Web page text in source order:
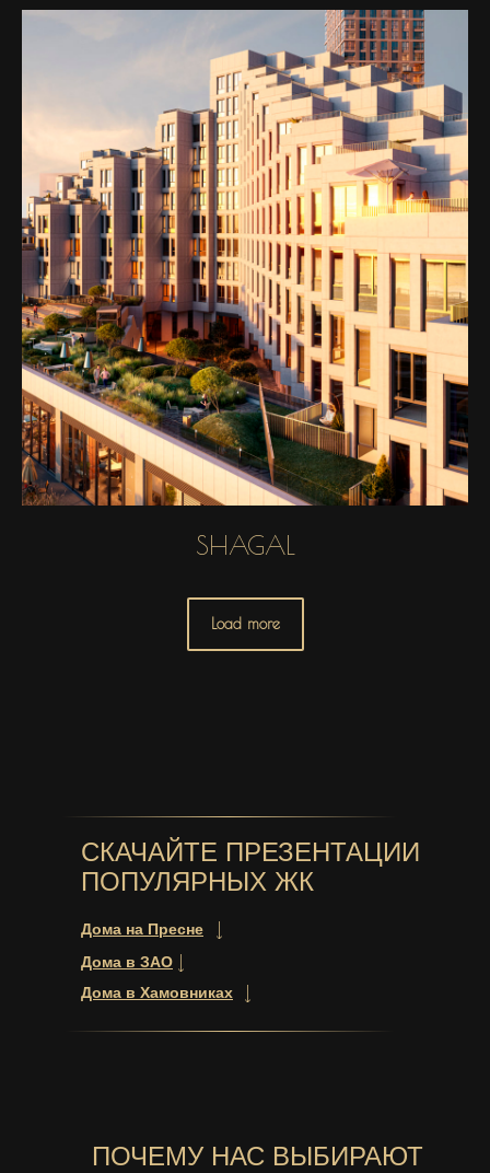
SHAGAL
Load more
Дома на Пресне
Дома в Хамовниках
Дома в ЗАО
СКАЧАЙТЕ ПРЕЗЕНТАЦИИ
ПОПУЛЯРНЫХ ЖК
ПОЧЕМУ НАС ВЫБИРАЮТ